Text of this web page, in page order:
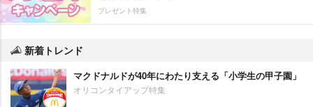
プレゼント特集
新着トレンド
マクドナルドが40年にわたり支える「小学生の甲子園」
オリコンタイアップ特集